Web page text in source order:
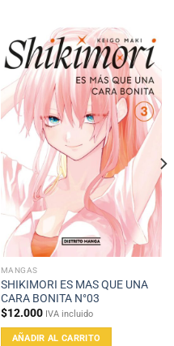
MANGAS
SHIKIMORI ES MAS QUE UNA
CARA BONITA N°03
$12.000 IVA incluido
AÑADIR AL CARRITO